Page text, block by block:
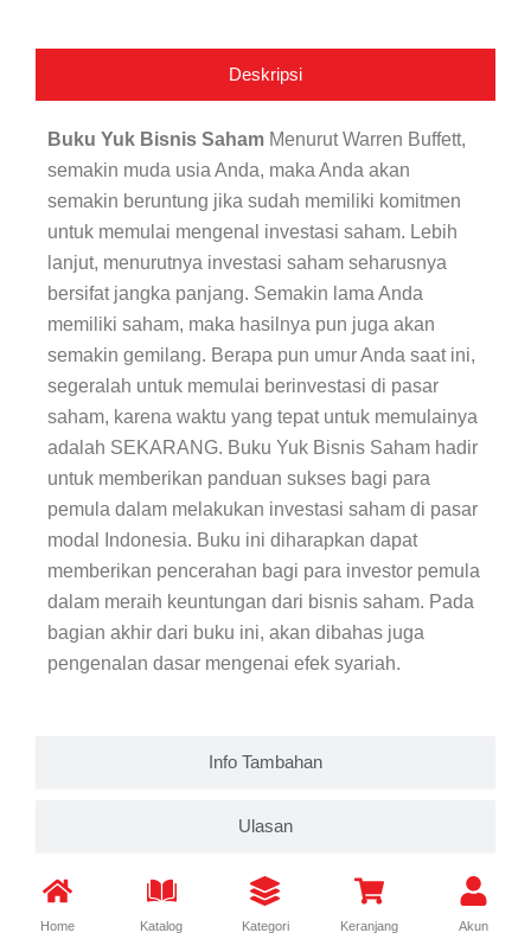
Deskripsi
Info Tambahan
Ulasan
Buku Yuk Bisnis Saham Menurut Warren Buffett,
semakin muda usia Anda, maka Anda akan
semakin beruntung jika sudah memiliki komitmen
untuk memulai mengenal investasi saham. Lebih
lanjut, menurutnya investasi saham seharusnya
bersifat jangka panjang. Semakin lama Anda
memiliki saham, maka hasilnya pun juga akan
semakin gemilang. Berapa pun umur Anda saat ini,
segeralah untuk memulai berinvestasi di pasar
saham, karena waktu yang tepat untuk memulainya
adalah SEKARANG. Buku Yuk Bisnis Saham hadir
untuk memberikan panduan sukses bagi para
pemula dalam melakukan investasi saham di pasar
modal Indonesia. Buku ini diharapkan dapat
memberikan pencerahan bagi para investor pemula
dalam meraih keuntungan dari bisnis saham. Pada
bagian akhir dari buku ini, akan dibahas juga
pengenalan dasar mengenai efek syariah.
Home Katalog Kategori Keranjang Akun